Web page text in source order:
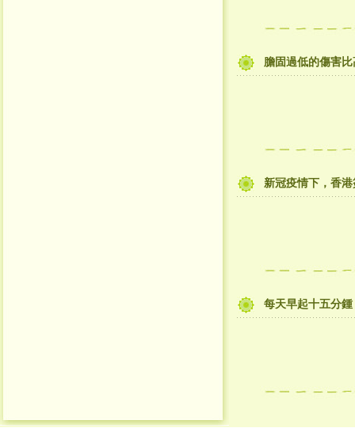
膽固過低的傷害
新冠疫情下，香
每天早起十五分